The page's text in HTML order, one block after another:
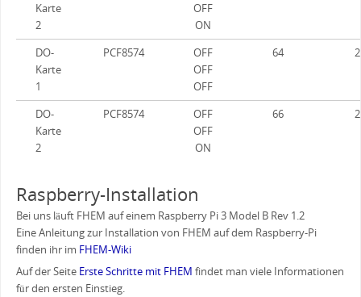
Karte
2
OFF
ON
DO-
Karte
1
PCF8574
OFF
OFF
OFF
64
DO-
Karte
2
PCF8574
OFF
OFF
ON
66
Raspberry-Installation
Bei uns läuft FHEM auf einem Raspberry Pi 3 Model B Rev 1.2
Eine Anleitung zur Installation von FHEM auf dem Raspberry-Pi
finden ihr im FHEM-Wiki
Auf der Seite Erste Schritte mit FHEM findet man viele Informationen
für den ersten Einstieg.